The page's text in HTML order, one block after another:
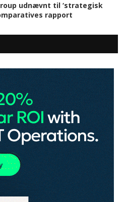
udnævnt til ‘strategisk
rapport